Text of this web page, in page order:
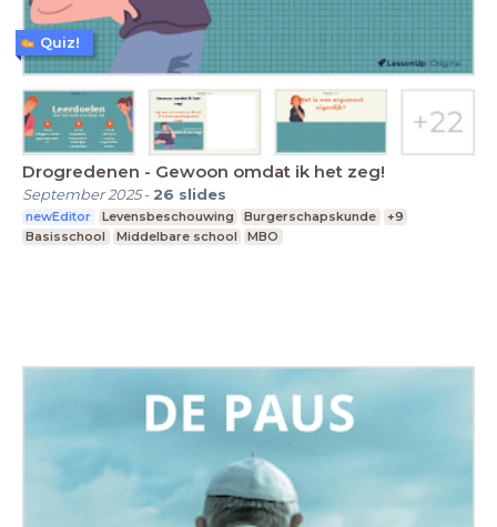
Drogredenen - Gewoon omdat ik het zeg!
September 2025- 26 slides
newEditor Levensbeschouwing Burgerschapskunde
+9
Basisschool
Middelbare school MBO
Quiz!